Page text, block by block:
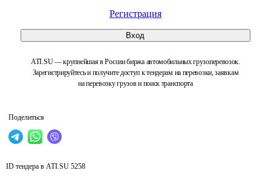
Регистрация
Вход
ATI.SU — крупнейшая в России биржа автомобильных грузоперевозок.
Зарегистрируйтесь и получите доступ к тендерам на перевозки, заявкам
на перевозку грузов и поиск транспорта
Поделиться
ID тендера в ATI.SU 5258